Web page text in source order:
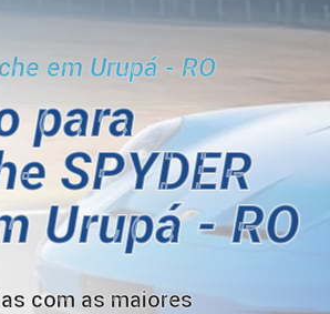
em Urupá - RO
para
SPYDER
Urupá - RO
com as maiores